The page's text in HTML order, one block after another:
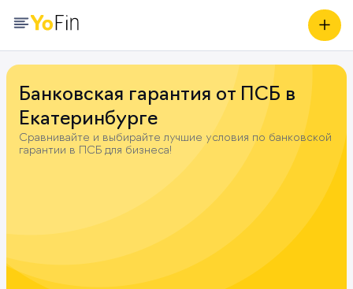
Банковская гарантия от ПСБ в
Екатеринбурге
Сравнивайте и выбирайте лучшие условия по банковской
гарантии в ПСБ для бизнеса!